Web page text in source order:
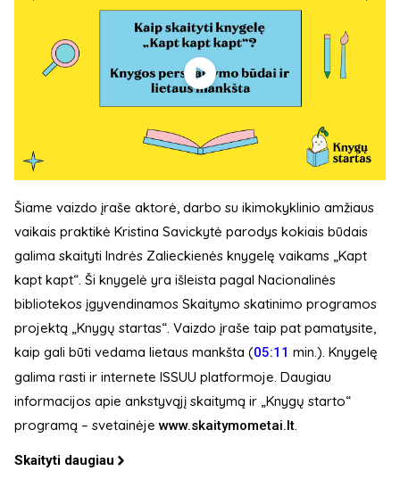
Šiame vaizdo įraše aktorė, darbo su ikimokyklinio amžiaus
vaikais praktikė Kristina Savickytė parodys kokiais būdais
galima skaityti Indrės Zalieckienės knygelę vaikams „Kapt
kapt kapt“. Ši knygelė yra išleista pagal Nacionalinės
bibliotekos įgyvendinamos Skaitymo skatinimo programos
projektą „Knygų startas“. Vaizdo įraše taip pat pamatysite,
kaip gali būti vedama lietaus mankšta (05:11 ​ min.). Knygelę
galima rasti ir internete ISSUU platformoje. Daugiau
informacijos apie ankstyvąjį skaitymą ir „Knygų starto“
programą – svetainėje www.skaitymometai.lt
Skaityti daugiau